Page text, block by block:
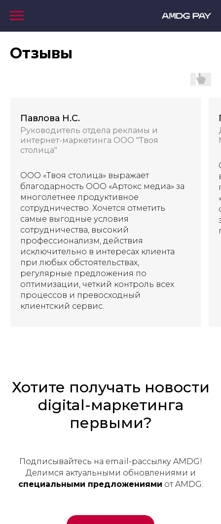
Отзывы
Павлова Н.С.
Руководитель отдела рекламы и
интернет-маркетинга ООО "Твоя
столица"
ООО «Твоя столица» выражает
благодарность ООО «Артокс медиа» за
многолетнее продуктивное
сотрудничество. Хочется отметить
самые выгодные условия
сотрудничества, высокий
профессионализм, действия
исключительно в интересах клиента
при любых обстоятельствах,
регулярные предложения по
оптимизации, четкий контроль всех
процессов и превосходный
клиентский сервис.
Хотите получать новости
digital-маркетинга
первыми?
Подписывайтесь на email-рассылку AMDG!
Делимся актуальными обновлениями и
специальными предложениями от AMDG.